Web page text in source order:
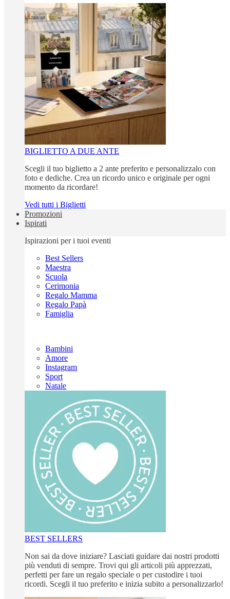
BIGLIETTO A DUE ANTE
Scegli il tuo biglietto a 2 ante preferito e personalizzalo con
foto e dediche. Crea un ricordo unico e originale per ogni
momento da ricordare!
Vedi tutti i Biglietti
Promozioni
Ispirati
Ispirazioni per i tuoi eventi
Best Sellers
Maestra
Scuola
Cerimonia
Regalo Mamma
Regalo Papà
Famiglia
Bambini
Amore
Instagram
Sport
Natale
BEST SELLERS
Non sai da dove iniziare? Lasciati guidare dai nostri prodotti
più venduti di sempre. Trovi qui gli articoli più apprezzati,
perfetti per fare un regalo speciale o per custodire i tuoi
ricordi. Scegli il tuo preferito e inizia subito a personalizzarlo!